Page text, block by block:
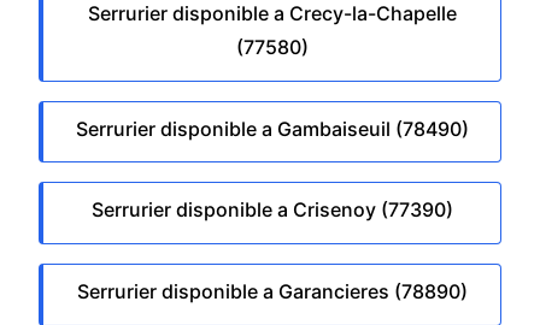
Serrurier disponible a Crecy-la-Chapelle
(77580)
Serrurier disponible a Gambaiseuil (78490)
Serrurier disponible a Crisenoy (77390)
Serrurier disponible a Garancieres (78890)